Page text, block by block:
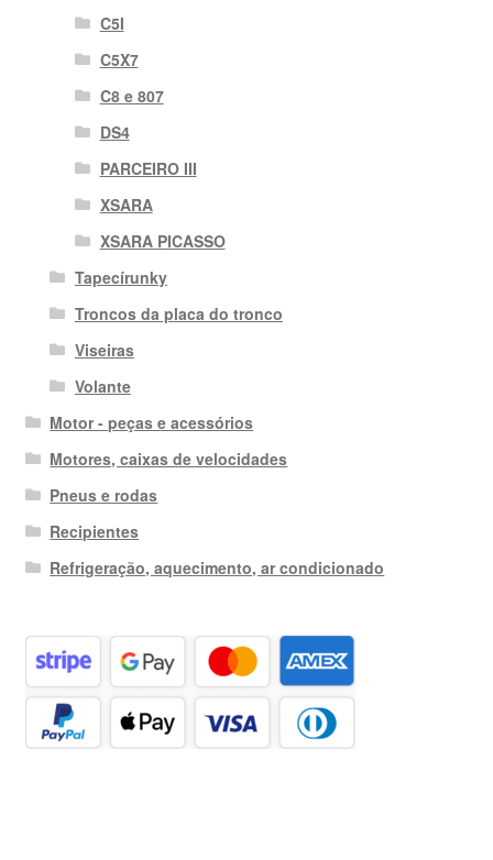
C5I
C5X7
C8 e 807
DS4
PARCEIRO III
XSARA
XSARA PICASSO
Tapecírunky
Troncos da placa do tronco
Viseiras
Volante
Motor - peças e acessórios
Motores, caixas de velocidades
Pneus e rodas
Recipientes
Refrigeração, aquecimento, ar condicionado